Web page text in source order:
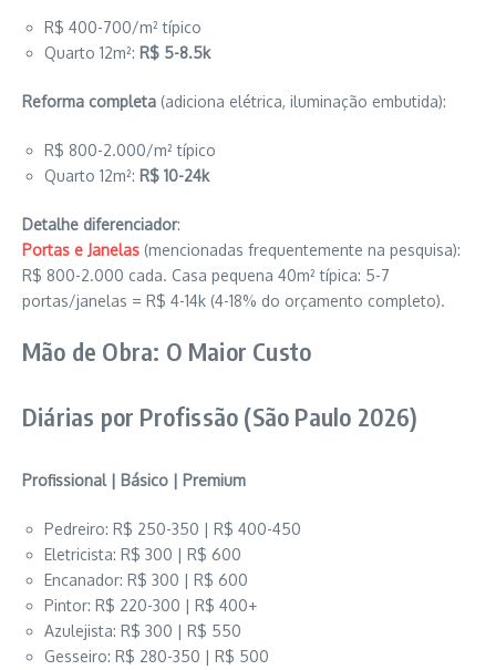
R$ 400-700/m² típico
Quarto 12m²: R$ 5-8.5k
Reforma completa (adiciona elétrica, iluminação embutida):
R$ 800-2.000/m² típico
Quarto 12m²: R$ 10-24k
Detalhe diferenciador:
Portas e Janelas (mencionadas frequentemente na pesquisa):
R$ 800-2.000 cada. Casa pequena 40m² típica: 5-7
portas/janelas = R$ 4-14k (4-18% do orçamento completo).
Mão de Obra: O Maior Custo
Diárias por Profissão (São Paulo 2026)
Profissional | Básico | Premium
Pedreiro: R$ 250-350 | R$ 400-450
Eletricista: R$ 300 | R$ 600
Encanador: R$ 300 | R$ 600
Pintor: R$ 220-300 | R$ 400+
Azulejista: R$ 300 | R$ 550
Gesseiro: R$ 280-350 | R$ 500